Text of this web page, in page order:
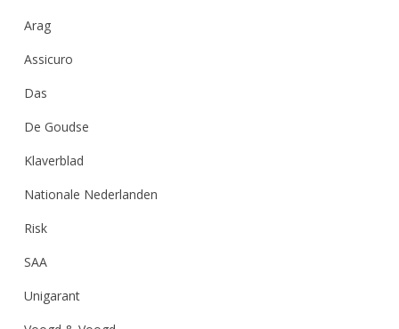
Arag
Assicuro
Das
De Goudse
Klaverblad
Nationale Nederlanden
Risk
SAA
Unigarant